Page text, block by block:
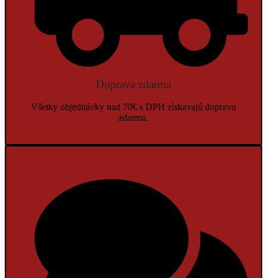
Doprava zdarma
Všetky objednávky nad 70€ s DPH získavajú dopravu
zdarma.